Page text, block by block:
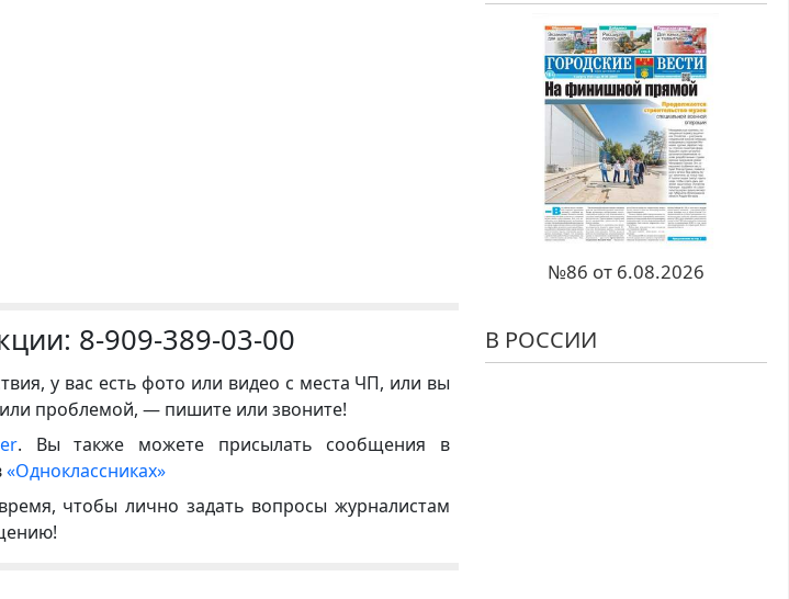
8-909-389-03-00
у вас есть фото или видео с места ЧП, или вы
проблемой, — пишите или звоните!
. Вы также можете присылать сообщения в
«Одноклассниках»
чтобы лично задать вопросы журналистам
№86 от 6.08.2026
В РОССИИ